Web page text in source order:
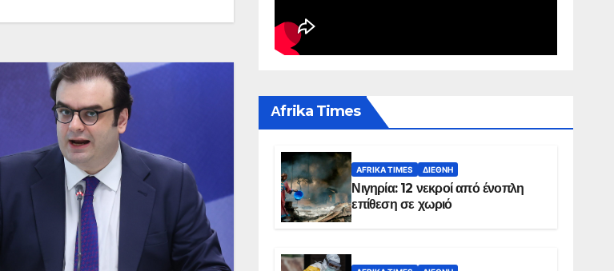
Αfrika Times
AFRIKA TIMES ΔΙΕΘΝΉ
Νιγηρία: 12 νεκροί από ένοπλη
επίθεση σε χωριό